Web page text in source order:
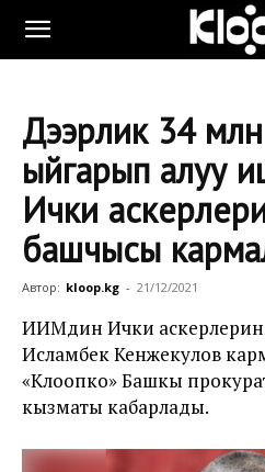
Дээрлик 34
ыйгарып алуу
Ички
башчысы
Автор: kloop.kg - 21/12/2021
ИИМдин Ички
Исламбек Кенжекулов
«Клоопко» Башкы
кызматы кабарлады.